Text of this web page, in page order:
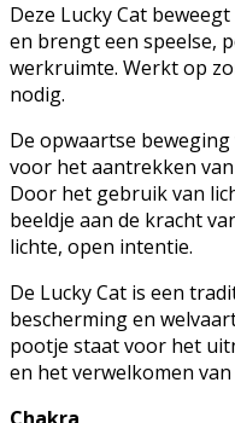
Deze Lucky Cat
en brengt een speelse,
werkruimte. Werkt op
nodig.
De opwaartse
voor het aantrekken
Door het gebruik van
beeldje aan de kracht
lichte, open intentie.
De Lucky Cat is een
bescherming en
pootje staat voor het
en het verwelkomen